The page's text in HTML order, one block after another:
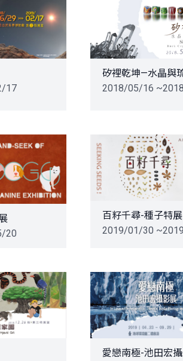
17
矽裡乾坤—水晶與
2018/05/16
20
百籽千尋-種子特展
2019/01/30
愛戀南極-池田宏